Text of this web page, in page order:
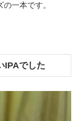
一本です。
IPAでした